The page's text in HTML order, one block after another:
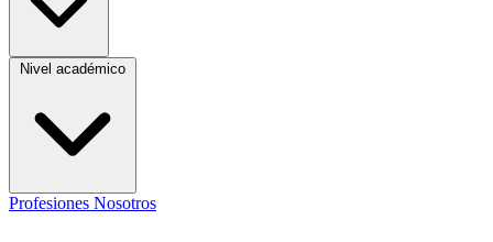
Nivel académico
Profesiones Nosotros